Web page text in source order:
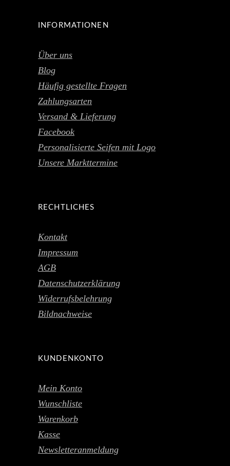
INFORMATIONEN
Über uns
Blog
Häufig gestellte Fragen
Zahlungsarten
Versand & Lieferung
Facebook
Personalisierte Seifen mit Logo
Unsere Markttermine
RECHTLICHES
Kontakt
Impressum
AGB
Datenschutzerklärung
Widerrufsbelehrung
Bildnachweise
KUNDENKONTO
Mein Konto
Wunschliste
Warenkorb
Kasse
Newsletteranmeldung